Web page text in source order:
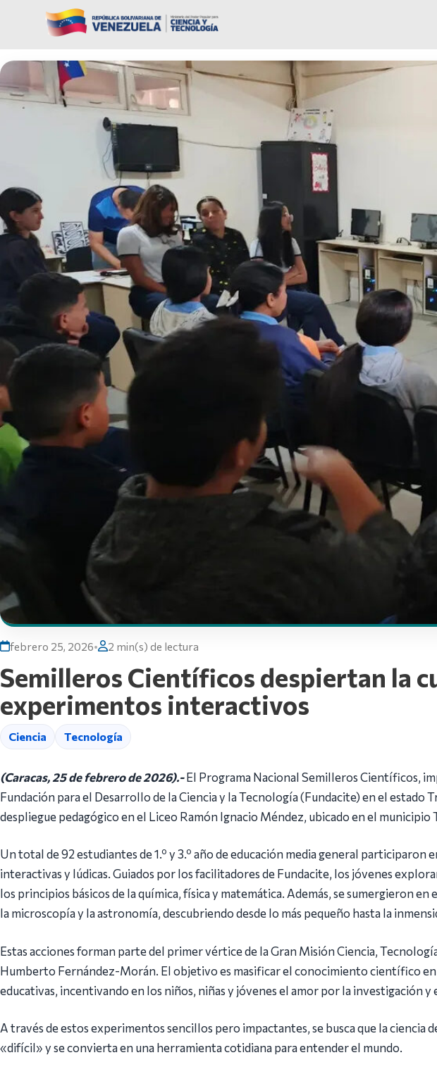
febrero 25, 2026• 2 min(s) de lectura
Semilleros Científicos despiertan la
experimentos interactivos
Ciencia Tecnología
(Caracas, 25 de febrero de 2026).-El Programa Nacional Semilleros Científicos,
Fundación para el Desarrollo de la Ciencia y la Tecnología (Fundacite) en el estado
despliegue pedagógico en el Liceo Ramón Ignacio Méndez, ubicado en el municipio
Un total de 92 estudiantes de 1.º y 3.º año de educación media general participaron
interactivas y lúdicas. Guiados por los facilitadores de Fundacite, los jóvenes
los principios básicos de la química, física y matemática. Además, se sumergieron en
la microscopía y la astronomía, descubriendo desde lo más pequeño hasta la
Estas acciones forman parte del primer vértice de la Gran Misión Ciencia,
Humberto Fernández-Morán. El objetivo es masificar el conocimiento científico
educativas, incentivando en los niños, niñas y jóvenes el amor por la investigación y
A través de estos experimentos sencillos pero impactantes, se busca que la ciencia
«difícil» y se convierta en una herramienta cotidiana para entender el mundo.